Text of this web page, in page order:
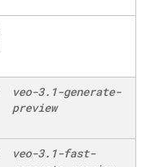
veo-3. 1-generate-
preview
veo-3. 1-fast-